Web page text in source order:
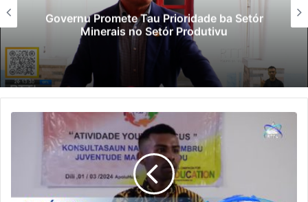
Governu Promete Tau Prioridade ba Setór
Minerais no Setór Produtivu